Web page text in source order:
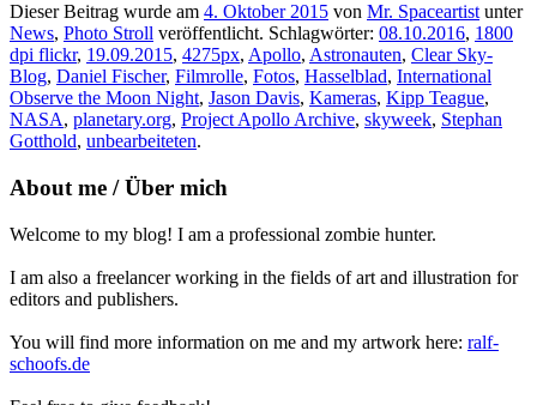
Dieser Beitrag wurde am 4. Oktober 2015 von Mr. Spaceartist unter
News, Photo Stroll veröffentlicht. Schlagwörter: 08.10.2016, 1800
dpi flickr, 19.09.2015, 4275px, Apollo, Astronauten, Clear Sky-
Blog, Daniel Fischer, Filmrolle, Fotos, Hasselblad, International
Observe the Moon Night, Jason Davis, Kameras, Kipp Teague,
NASA, planetary.org, Project Apollo Archive, skyweek, Stephan
Gotthold, unbearbeiteten.
About me / Über mich
Welcome to my blog! I am a professional zombie hunter.
I am also a freelancer working in the fields of art and illustration for
editors and publishers.
You will find more information on me and my artwork here: ralf-
schoofs.de